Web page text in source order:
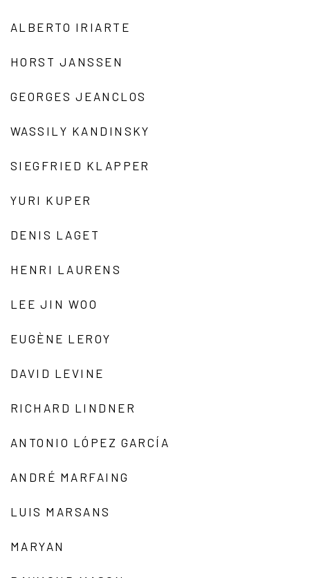
ALBERTO IRIARTE
HORST JANSSEN
GEORGES JEANCLOS
WASSILY KANDINSKY
SIEGFRIED KLAPPER
YURI KUPER
DENIS LAGET
HENRI LAURENS
LEE JIN WOO
EUGÈNE LEROY
DAVID LEVINE
RICHARD LINDNER
ANTONIO LÓPEZ GARCÍA
ANDRÉ MARFAING
LUIS MARSANS
MARYAN